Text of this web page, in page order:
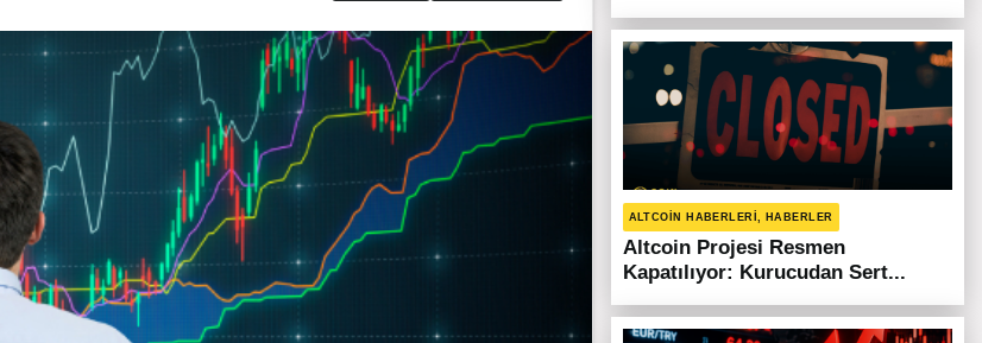
ALTCOIN HABERLERI, HABERLER
Altcoin Projesi Resmen
Kapatılıyor: Kurucudan Sert...